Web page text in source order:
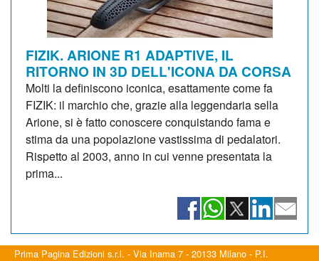
FIZIK. ARIONE R1 ADAPTIVE, IL
RITORNO IN 3D DELL'ICONA DA CORSA
Molti la definiscono iconica, esattamente come fa
FIZIK: il marchio che, grazie alla leggendaria sella
Arione, si è fatto conoscere conquistando fama e
stima da una popolazione vastissima di pedalatori.
Rispetto al 2003, anno in cui venne presentata la
prima...
Prima Pagina Edizioni s.r.l. - Via Inama 7 - 20133 Milano - P.I.